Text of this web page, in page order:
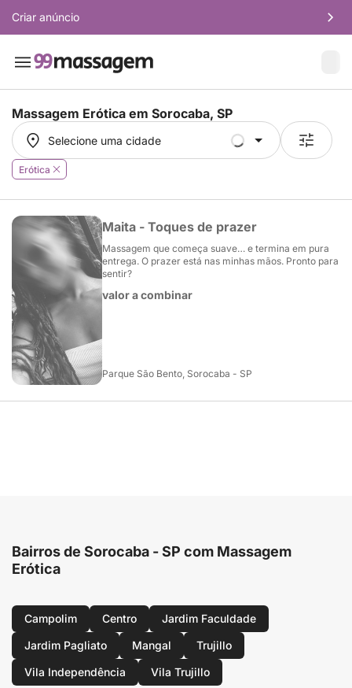
Criar anúncio
Massagem Erótica em Sorocaba, SP
Selecione uma cidade
Selecione uma cidade
Erótica
Maita - Toques de prazer
Massagem que começa suave… e termina em pura
entrega. O prazer está nas minhas mãos. Pronto para
sentir?
valor a combinar
Parque São Bento, Sorocaba - SP
Bairros de Sorocaba - SP com Massagem
Erótica
Campolim Centro
Jardim Faculdade
Jardim Pagliato
Mangal
Trujillo
Vila Independência
Vila Trujillo